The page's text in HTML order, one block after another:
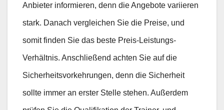
Anbieter informieren, denn die Angebote variieren
stark. Danach vergleichen Sie die Preise, und
somit finden Sie das beste Preis-Leistungs-
Verhältnis. Anschließend achten Sie auf die
Sicherheitsvorkehrungen, denn die Sicherheit
sollte immer an erster Stelle stehen. Außerdem